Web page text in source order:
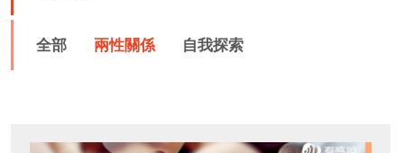
全部 兩性關係 自我探索